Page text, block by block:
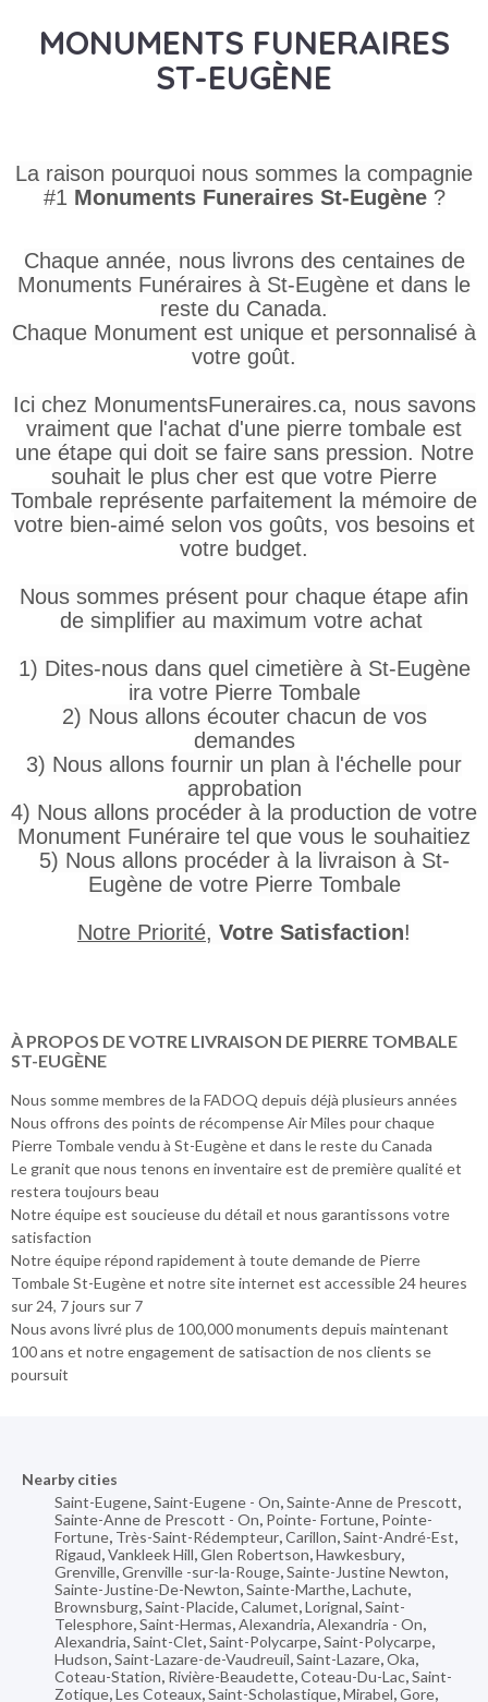
MONUMENTS FUNERAIRES
ST-EUGÈNE
La raison pourquoi nous sommes la compagnie
#1 Monuments Funeraires St-Eugène ?
Chaque année, nous livrons des centaines de
Monuments Funéraires à St-Eugène et dans le
reste du Canada.
Chaque Monument est unique et personnalisé à
votre goût.
Ici chez MonumentsFuneraires.ca, nous savons
vraiment que l'achat d'une pierre tombale est
une étape qui doit se faire sans pression. Notre
souhait le plus cher est que votre Pierre
Tombale représente parfaitement la mémoire de
votre bien-aimé selon vos goûts, vos besoins et
votre budget.
Nous sommes présent pour chaque étape afin
de simplifier au maximum votre achat
1) Dites-nous dans quel cimetière à St-Eugène
ira votre Pierre Tombale
2) Nous allons écouter chacun de vos
demandes
3) Nous allons fournir un plan à l'échelle pour
approbation
4) Nous allons procéder à la production de votre
Monument Funéraire tel que vous le souhaitiez
5) Nous allons procéder à la livraison à St-
Eugène de votre Pierre Tombale
Notre Priorité, Votre Satisfaction!
À PROPOS DE VOTRE LIVRAISON DE PIERRE TOMBALE
ST-EUGÈNE
Nous somme membres de la FADOQ depuis déjà plusieurs années
Nous offrons des points de récompense Air Miles pour chaque
Pierre Tombale vendu à St-Eugène et dans le reste du Canada
Le granit que nous tenons en inventaire est de première qualité et
restera toujours beau
Notre équipe est soucieuse du détail et nous garantissons votre
satisfaction
Notre équipe répond rapidement à toute demande de Pierre
Tombale St-Eugène et notre site internet est accessible 24 heures
sur 24, 7 jours sur 7
Nous avons livré plus de 100,000 monuments depuis maintenant
100 ans et notre engagement de satisaction de nos clients se
poursuit
Nearby cities
Saint-Eugene,Saint-Eugene - On,Sainte-Anne de Prescott,
Sainte-Anne de Prescott - On, Pointe- Fortune, Pointe-
Fortune, Très-Saint-Rédempteur,Carillon,Saint-André-Est,
Rigaud,Vankleek Hill,Glen Robertson,Hawkesbury,
Grenville,Grenville -sur-la-Rouge,Sainte-Justine Newton,
Sainte-Justine-De-Newton,Sainte-Marthe,Lachute,
Brownsburg,Saint-Placide,Calumet,Lorignal,Saint-
Telesphore,Saint-Hermas,Alexandria,Alexandria - On,
Alexandria,Saint-Clet,Saint-Polycarpe,Saint-Polycarpe,
Hudson,Saint-Lazare-de-Vaudreuil,Saint-Lazare,Oka,
Coteau-Station, Rivière-Beaudette,Coteau-Du-Lac,Saint-
Zotique,Les Coteaux,Saint-Scholastique,Mirabel,Gore,